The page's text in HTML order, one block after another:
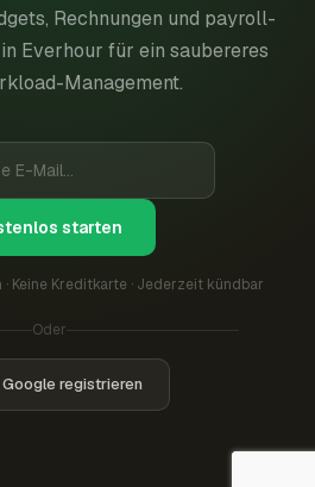
Rechnungen und payroll-
Everhour für ein saubereres
Management.
starten
Keine Kreditkarte · Jederzeit kündbar
Oder
registrieren